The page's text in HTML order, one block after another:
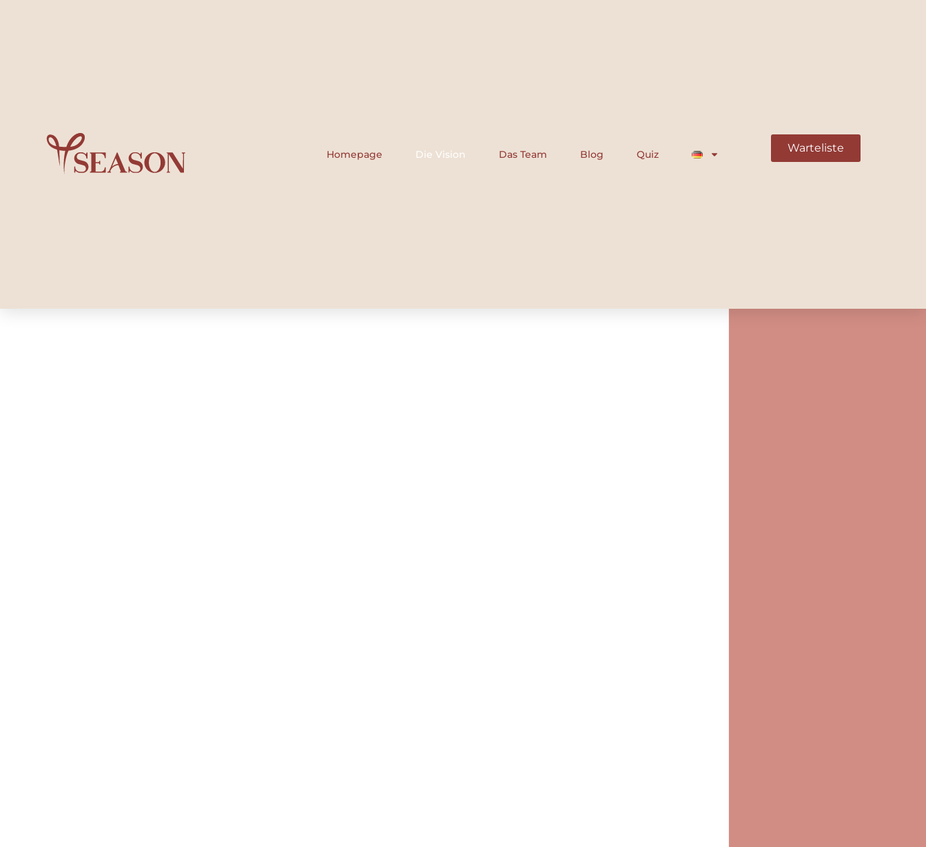
Homepage Die Vision Das Team Blog Quiz
Warteliste